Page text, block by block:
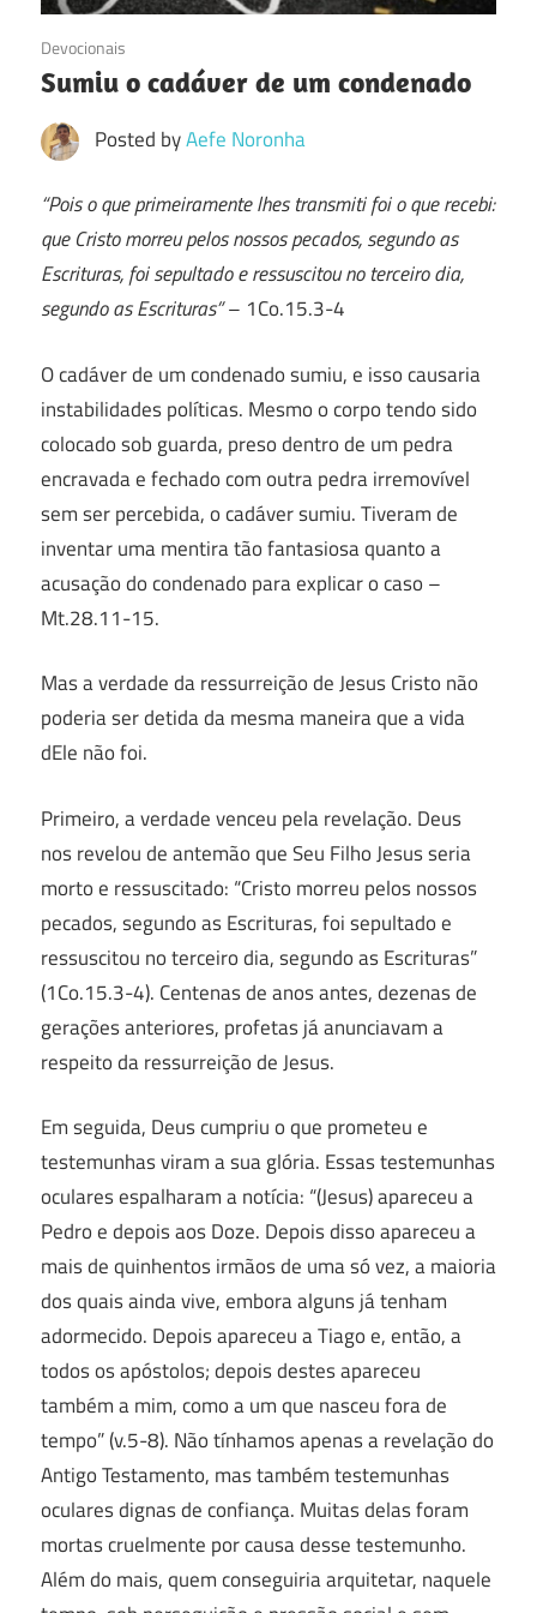
01/12/2016
Devocionais
Sumiu o cadáver de um condenado
Posted byAefe Noronha
“Pois o que primeiramente lhes transmiti foi o que recebi:
que Cristo morreu pelos nossos pecados, segundo as
Escrituras, foi sepultado e ressuscitou no terceiro dia,
segundo as Escrituras”– 1Co.15.3-4
O cadáver de um condenado sumiu, e isso causaria
instabilidades políticas. Mesmo o corpo tendo sido
colocado sob guarda, preso dentro de um pedra
encravada e fechado com outra pedra irremovível
sem ser percebida, o cadáver sumiu. Tiveram de
inventar uma mentira tão fantasiosa quanto a
acusação do condenado para explicar o caso –
Mt.28.11-15.
Mas a verdade da ressurreição de Jesus Cristo não
poderia ser detida da mesma maneira que a vida
dEle não foi.
Primeiro, a verdade venceu pela revelação. Deus
nos revelou de antemão que Seu Filho Jesus seria
morto e ressuscitado: “Cristo morreu pelos nossos
pecados, segundo as Escrituras, foi sepultado e
ressuscitou no terceiro dia, segundo as Escrituras”
(1Co.15.3-4). Centenas de anos antes, dezenas de
gerações anteriores, profetas já anunciavam a
respeito da ressurreição de Jesus.
Em seguida, Deus cumpriu o que prometeu e
testemunhas viram a sua glória. Essas testemunhas
oculares espalharam a notícia: “(Jesus) apareceu a
Pedro e depois aos Doze. Depois disso apareceu a
mais de quinhentos irmãos de uma só vez, a maioria
dos quais ainda vive, embora alguns já tenham
adormecido. Depois apareceu a Tiago e, então, a
todos os apóstolos; depois destes apareceu
também a mim, como a um que nasceu fora de
tempo” (v.5-8). Não tínhamos apenas a revelação do
Antigo Testamento, mas também testemunhas
oculares dignas de confiança. Muitas delas foram
mortas cruelmente por causa desse testemunho.
Além do mais, quem conseguiria arquitetar, naquele